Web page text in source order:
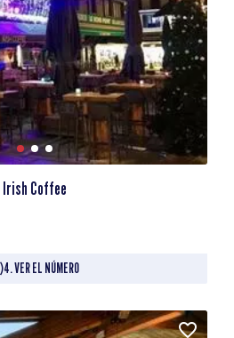
Irish Coffee
VER EL NÚMERO